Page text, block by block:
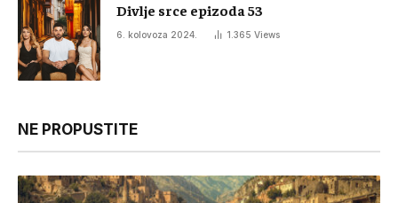
Divlje srce epizoda 53
6. kolovoza 2024. 1.365 Views
NE PROPUSTITE